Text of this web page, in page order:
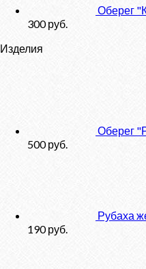
Оберег
300руб.
Изделия
Оберег
500руб.
Рубаха
190руб.